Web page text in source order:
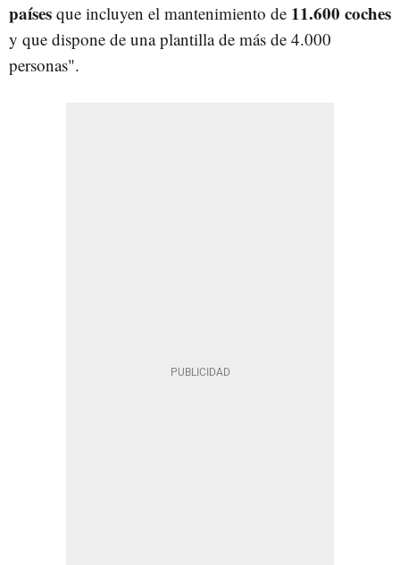
países que incluyen el mantenimiento de 11.600 coches
y que dispone de una plantilla de más de 4.000
personas".